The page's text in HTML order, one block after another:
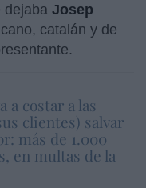
dejaba Josep
catalán y de
a costar a las
clientes) salvar
más de 1.000
en multas de la